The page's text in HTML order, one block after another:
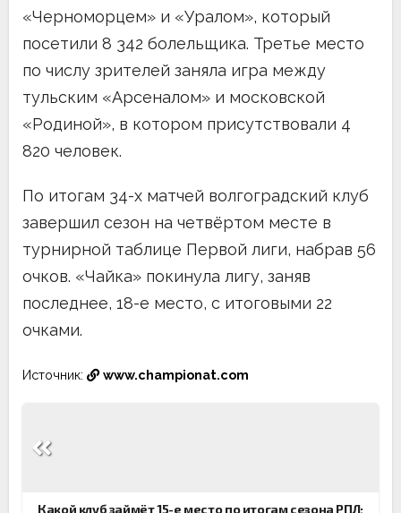
«Черноморцем» и «Уралом», который
посетили 8 342 болельщика. Третье место
по числу зрителей заняла игра между
тульским «Арсеналом» и московской
«Родиной», в котором присутствовали 4
820 человек.
По итогам 34-х матчей волгоградский клуб
завершил сезон на четвёртом месте в
турнирной таблице Первой лиги, набрав 56
очков. «Чайка» покинула лигу, заняв
последнее, 18-е место, с итоговыми 22
очками.
Источник: www.championat.com
по
Какой клуб займёт 15-е место по итогам сезона РПЛ: